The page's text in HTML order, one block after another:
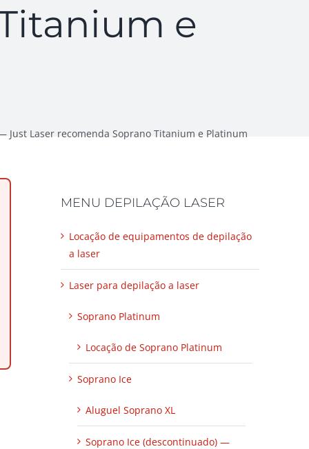
e
Just Laser recomenda Soprano Titanium e Platinum
MENU DEPILAÇÃO LASER
Locação de equipamentos de depilação
a laser
Laser para depilação a laser
Soprano Platinum
Locação de Soprano Platinum
Soprano Ice
Aluguel Soprano XL
Soprano Ice (descontinuado) —